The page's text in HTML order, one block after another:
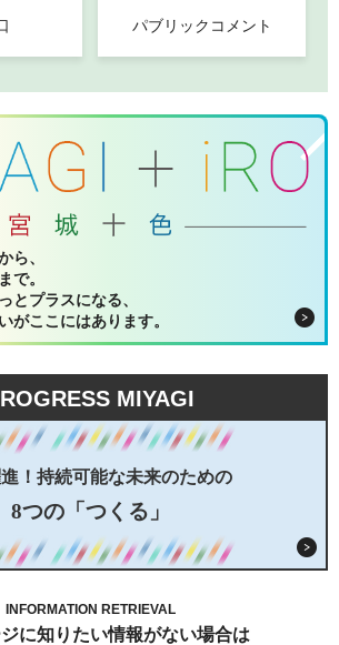
パブリックコメント
ら、
で。
とプラスになる、
がここにはあります。
MIYAGI
！持続可能な未来のための
8つの「つくる」
INFORMATION RETRIEVAL
に知りたい情報がない場合は